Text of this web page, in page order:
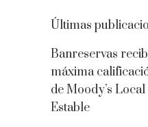
Últimas
Banreservas
máxima
de Moody’s
Estable